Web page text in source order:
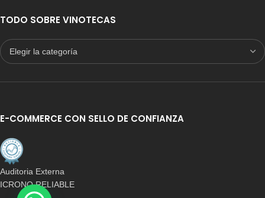
TODO SOBRE VINOTECAS
E-COMMERCE CON SELLO DE CONFIANZA
Auditoria Externa
ICRONO RELIABLE